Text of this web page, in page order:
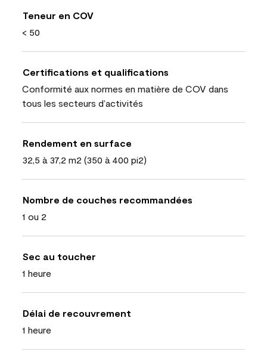
Teneur en COV
< 50
Certifications et qualifications
Conformité aux normes en matière de COV dans
tous les secteurs d’activités
Rendement en surface
32,5 à 37,2 m2 (350 à 400 pi2)
Nombre de couches recommandées
1 ou 2
Sec au toucher
1 heure
Délai de recouvrement
1 heure